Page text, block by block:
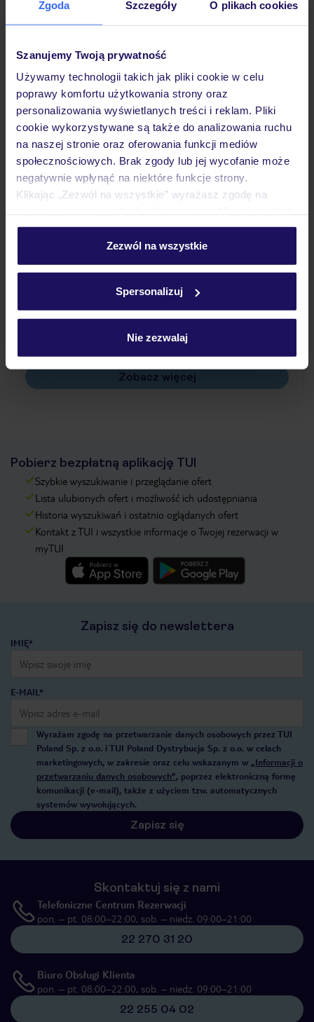
Zgoda Szczegóły O plikach cookies
Szanujemy Twoją prywatność
Używamy technologii takich jak pliki cookie w celu
poprawy komfortu użytkowania strony oraz
personalizowania wyświetlanych treści i reklam. Pliki
cookie wykorzystywane są także do analizowania ruchu
na naszej stronie oraz oferowania funkcji mediów
społecznościowych. Brak zgody lub jej wycofanie może
negatywnie wpłynąć na niektóre funkcje strony.
Klikając „Zezwól na wszystkie” wyrażasz zgodę na
personalizować swój wybór wchodząc w zakładkę
Szczegółowe informacje o plikach cookie znajdziesz
Zezwól na wszystkie
Spersonalizuj
Nie zezwalaj
Hotel
Pokoje
Wyżywienie
Atrakcje
Czy w Hotelu będzie przedstawiciel TUI?
Na jakiej podstawie i gdzie otrzymam karty
Zobacz więcej
Pobierz bezpłatną aplikację TUI
Szybkie wyszukiwanie i przeglądanie ofert
Lista ulubionych ofert i możliwość ich udostępniania
Historia wyszukiwań i ostatnio oglądanych ofert
Kontakt z TUI i wszystkie informacje o Twojej rezerwacji w
myTUI
Zapisz się do newslettera
IMIĘ*
E-MAIL*
Wyrażam zgodę na przetwarzanie danych osobowych przez TUI
Poland Sp. z o.o. i TUI Poland Dystrybucja Sp. z o.o. w celach
marketingowych, w zakresie oraz celu wskazanym w „Informacji o
przetwarzaniu danych osobowych”, poprzez elektroniczną formę
komunikacji (e-mail), także z użyciem tzw. automatycznych
systemów wywołujących.
Zapisz się
Skontaktuj się z nami
Telefoniczne Centrum Rezerwacji
pon. – pt. 08:00–22:00, sob. – niedz. 09:00–21:00
22 270 31 20
Biuro Obsługi Klienta
pon. – pt. 08:00–22:00, sob. – niedz. 09:00–21:00
22 255 04 02